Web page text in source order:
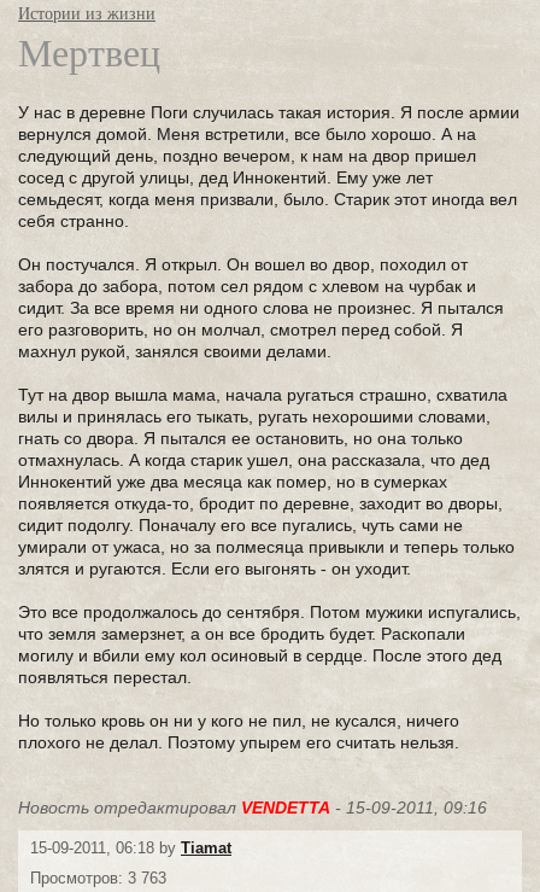
Истории из жизни
Мертвец
У нас в деревне Поги случилась такая история. Я после армии
вернулся домой. Меня встретили, все было хорошо. А на
следующий день, поздно вечером, к нам на двор пришел
сосед с другой улицы, дед Иннокентий. Ему уже лет
семьдесят, когда меня призвали, было. Старик этот иногда вел
себя странно.
Он постучался. Я открыл. Он вошел во двор, походил от
забора до забора, потом сел рядом с хлевом на чурбак и
сидит. За все время ни одного слова не произнес. Я пытался
его разговорить, но он молчал, смотрел перед собой. Я
махнул рукой, занялся своими делами.
Тут на двор вышла мама, начала ругаться страшно, схватила
вилы и принялась его тыкать, ругать нехорошими словами,
гнать со двора. Я пытался ее остановить, но она только
отмахнулась. А когда старик ушел, она рассказала, что дед
Иннокентий уже два месяца как помер, но в сумерках
появляется откуда-то, бродит по деревне, заходит во дворы,
сидит подолгу. Поначалу его все пугались, чуть сами не
умирали от ужаса, но за полмесяца привыкли и теперь только
злятся и ругаются. Если его выгонять - он уходит.
Это все продолжалось до сентября. Потом мужики испугались,
что земля замерзнет, а он все бродить будет. Раскопали
могилу и вбили ему кол осиновый в сердце. После этого дед
появляться перестал.
Но только кровь он ни у кого не пил, не кусался, ничего
плохого не делал. Поэтому упырем его считать нельзя.
Новость отредактировал VENDETTA - 15-09-2011, 09:16
15-09-2011, 06:18 by Tiamat
Просмотров: 3 763